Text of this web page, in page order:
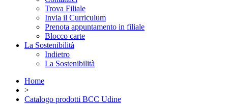
Trova Filiale
Invia il Curriculum
Prenota appuntamento in filiale
Blocco carte
La Sostenibilità
Indietro
La Sostenibilità
Home
>
Catalogo prodotti BCC Udine